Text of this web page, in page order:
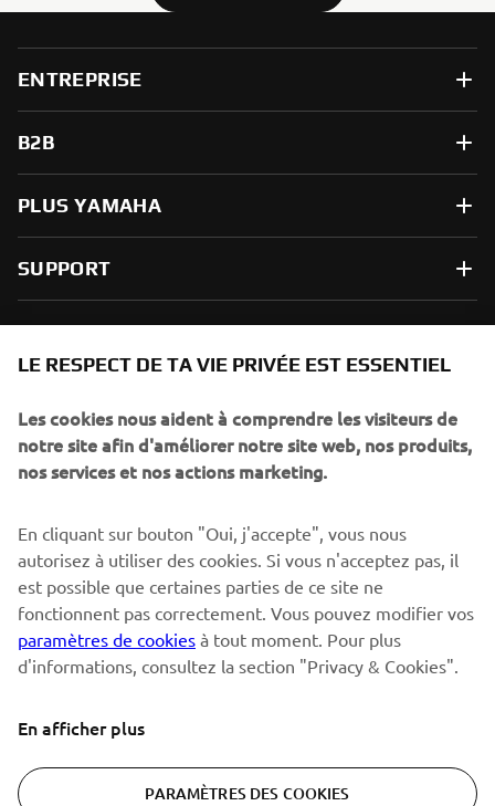
ENTREPRISE
B2B
PLUS YAMAHA
SUPPORT
spéciaux, les lancements de produits, etc.
S'ABONNER
Lisez notre politique de confidentialité pour savoir comment
nous traitons vos données personnelles : Politique de
Confidentialité
LE RESPECT DE TA VIE PRIVÉE EST ESSENTIEL
Les cookies nous aident à comprendre les visiteurs de
notre site afin d'améliorer notre site web, nos produits,
nos services et nos actions marketing.
En cliquant sur bouton "Oui, j'accepte", vous nous
autorisez à utiliser des cookies. Si vous n'acceptez pas, il
est possible que certaines parties de ce site ne
fonctionnent pas correctement. Vous pouvez modifier vos
paramètres de cookies à tout moment. Pour plus
d'informations, consultez la section "Privacy & Cookies".
En afficher plus
PARAMÈTRES DES COOKIES